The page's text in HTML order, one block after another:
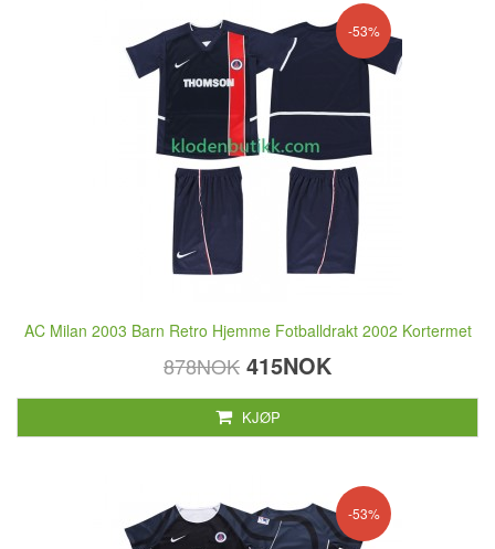
-53%
AC Milan 2003 Barn Retro Hjemme Fotballdrakt 2002 Kortermet
878NOK 415NOK
KJØP
-53%